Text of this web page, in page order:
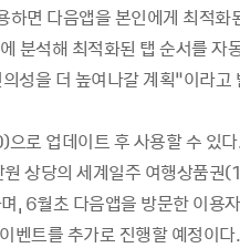
면 다음앱을 본인에게 최적화
분석해 최적화된 탭 순서를 자
성을 더 높여나갈 계획”이라고
으로 업데이트 후 사용할 수 있다
원 상당의 세계일주 여행상품권(1
, 6월초 다음앱을 방문한 이용
벤트를 추가로 진행할 예정이다.